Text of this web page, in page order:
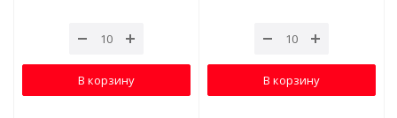
В корзину В корзину